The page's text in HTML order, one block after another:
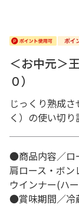
＜お中元＞
０）
じっくり熟成
く）の使い切り
●商品内容／ロ
肩ロース・ボ
ウインナー(ハ
●賞味期間／冷